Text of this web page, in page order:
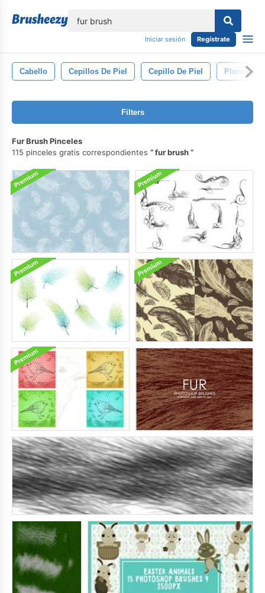
Iniciar sesión Regístrate
Cabello Cepillos De Piel Cepillo De Piel Pluma
Filters
Fur Brush Pinceles
115 pinceles gratis correspondientes
fur brush